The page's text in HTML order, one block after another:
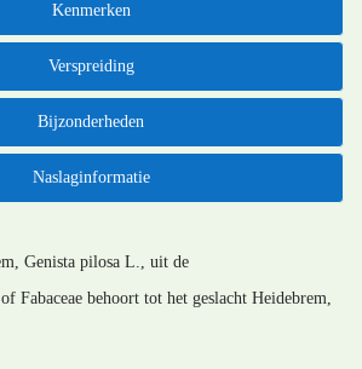
Kenmerken
Verspreiding
Bijzonderheden
Naslaginformatie
Genista pilosa L., uit de
Fabaceae behoort tot het geslacht Heidebrem,